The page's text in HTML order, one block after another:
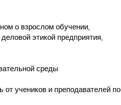
о взрослом обучении,
этикой предприятия,
среды
учеников и преподавателей по